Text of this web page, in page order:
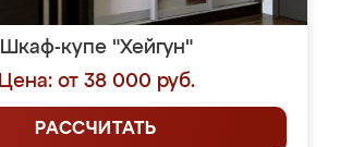
Шкаф-купе "Хейгун"
Цена: от 38 000 руб.
РАССЧИТАТЬ